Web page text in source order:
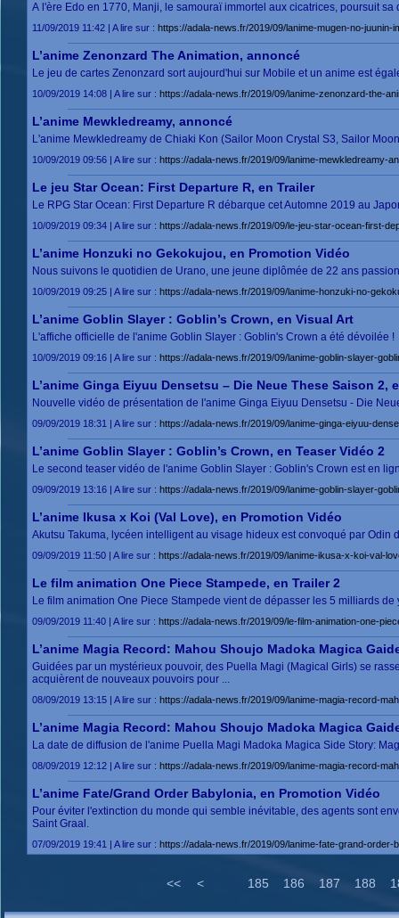
A l'ère Edo en 1770, Manji, le samouraï immortel aux cicatrices, poursuit
11/09/2019 11:42 | A lire sur : https://adala-news.fr/2019/09/lanime-mugen-no-juunin-
L’anime Zenonzard The Animation, annoncé
Le jeu de cartes Zenonzard sort aujourd'hui sur Mobile et un anime est
10/09/2019 14:08 | A lire sur : https://adala-news.fr/2019/09/lanime-zenonzard-the-
L’anime Mewkledreamy, annoncé
L'anime Mewkledreamy de Chiaki Kon (Sailor Moon Crystal S3, Sailor
10/09/2019 09:56 | A lire sur : https://adala-news.fr/2019/09/lanime-mewkledreamy-
Le jeu Star Ocean: First Departure R, en Trailer
Le RPG Star Ocean: First Departure R débarque cet Automne 2019 au
10/09/2019 09:34 | A lire sur : https://adala-news.fr/2019/09/le-jeu-star-ocean-first-
L’anime Honzuki no Gekokujou, en Promotion Vidéo
Nous suivons le quotidien de Urano, une jeune diplômée de 22 ans
10/09/2019 09:25 | A lire sur : https://adala-news.fr/2019/09/lanime-honzuki-no-
L’anime Goblin Slayer : Goblin’s Crown, en Visual Art
L'affiche officielle de l'anime Goblin Slayer : Goblin's Crown a été dévoilée !
10/09/2019 09:16 | A lire sur : https://adala-news.fr/2019/09/lanime-goblin-slayer-
L’anime Ginga Eiyuu Densetsu – Die Neue These Saison 2,
Nouvelle vidéo de présentation de l'anime Ginga Eiyuu Densetsu - Die
09/09/2019 18:31 | A lire sur : https://adala-news.fr/2019/09/lanime-ginga-eiyuu-
L’anime Goblin Slayer : Goblin’s Crown, en Teaser Vidéo 2
Le second teaser vidéo de l'anime Goblin Slayer : Goblin's Crown est en
09/09/2019 13:16 | A lire sur : https://adala-news.fr/2019/09/lanime-goblin-slayer-
L’anime Ikusa x Koi (Val Love), en Promotion Vidéo
Akutsu Takuma, lycéen intelligent au visage hideux est convoqué par
09/09/2019 11:50 | A lire sur : https://adala-news.fr/2019/09/lanime-ikusa-x-koi-val-
Le film animation One Piece Stampede, en Trailer 2
Le film animation One Piece Stampede vient de dépasser les 5 milliards
09/09/2019 11:40 | A lire sur : https://adala-news.fr/2019/09/le-film-animation-one-
L’anime Magia Record: Mahou Shoujo Madoka Magica
Guidées par un mystérieux pouvoir, des Puella Magi (Magical Girls) se
acquièrent de nouveaux pouvoirs pour ...
08/09/2019 13:15 | A lire sur : https://adala-news.fr/2019/09/lanime-magia-record-
L’anime Magia Record: Mahou Shoujo Madoka Magica
La date de diffusion de l'anime Puella Magi Madoka Magica Side Story:
08/09/2019 12:12 | A lire sur : https://adala-news.fr/2019/09/lanime-magia-record-
L’anime Fate/Grand Order Babylonia, en Promotion Vidéo
Pour éviter l'extinction du monde qui semble inévitable, des agents sont
Saint Graal.
07/09/2019 19:41 | A lire sur : https://adala-news.fr/2019/09/lanime-fate-grand-order-
<< < 185 186 187 188